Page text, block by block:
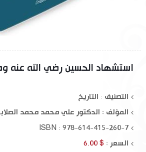
استشهاد الحسين رضي الله عنه
التصنيف : التاريخ
المؤلف : الدكتور علي محمد محمد
ISBN : 978-614-415-260-7
السعر : $ 6.00